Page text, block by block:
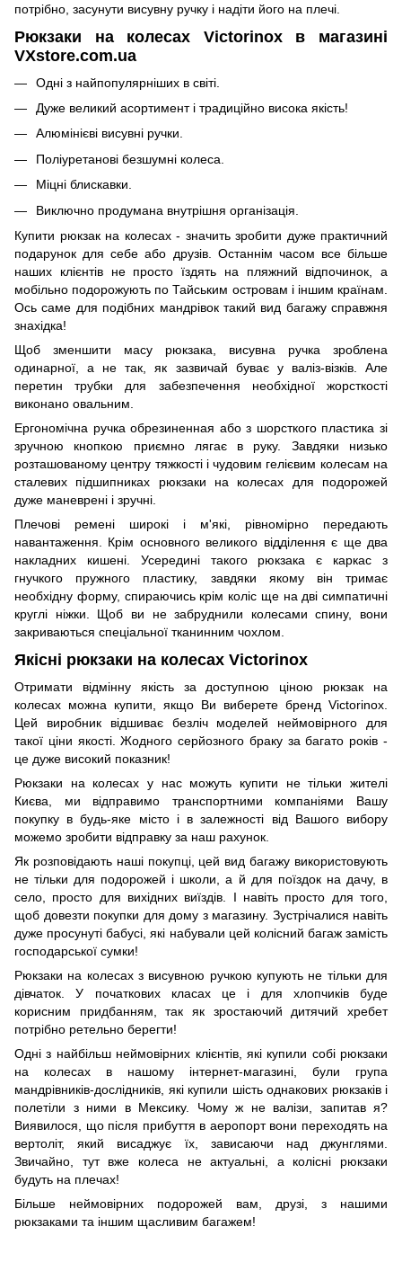
потрібно, засунути висувну ручку і надіти його на плечі.
Рюкзаки на колесах Victorinox в магазині
VXstore.com.ua
Одні з найпопулярніших в світі.
Дуже великий асортимент і традиційно висока якість!
Алюмінієві висувні ручки.
Поліуретанові безшумні колеса.
Міцні блискавки.
Виключно продумана внутрішня організація.
Купити рюкзак на колесах - значить зробити дуже практичний
подарунок для себе або друзів. Останнім часом все більше
наших клієнтів не просто їздять на пляжний відпочинок, а
мобільно подорожують по Тайським островам і іншим країнам.
Ось саме для подібних мандрівок такий вид багажу справжня
знахідка!
Щоб зменшити масу рюкзака, висувна ручка зроблена
одинарної, а не так, як зазвичай буває у валіз-візків. Але
перетин трубки для забезпечення необхідної жорсткості
виконано овальним.
Ергономічна ручка обрезиненная або з шорсткого пластика зі
зручною кнопкою приємно лягає в руку. Завдяки низько
розташованому центру тяжкості і чудовим гелієвим колесам на
сталевих підшипниках рюкзаки на колесах для подорожей
дуже маневрені і зручні.
Плечові ремені широкі і м'які, рівномірно передають
навантаження. Крім основного великого відділення є ще два
накладних кишені. Усередині такого рюкзака є каркас з
гнучкого пружного пластику, завдяки якому він тримає
необхідну форму, спираючись крім коліс ще на дві симпатичні
круглі ніжки. Щоб ви не забруднили колесами спину, вони
закриваються спеціальної тканинним чохлом.
Якісні рюкзаки на колесах Victorinox
Отримати відмінну якість за доступною ціною рюкзак на
колесах можна купити, якщо Ви виберете бренд Victorinox.
Цей виробник відшиває безліч моделей неймовірного для
такої ціни якості. Жодного серйозного браку за багато років -
це дуже високий показник!
Рюкзаки на колесах у нас можуть купити не тільки жителі
Києва, ми відправимо транспортними компаніями Вашу
покупку в будь-яке місто і в залежності від Вашого вибору
можемо зробити відправку за наш рахунок.
Як розповідають наші покупці, цей вид багажу використовують
не тільки для подорожей і школи, а й для поїздок на дачу, в
село, просто для вихідних виїздів. І навіть просто для того,
щоб довезти покупки для дому з магазину. Зустрічалися навіть
дуже просунуті бабусі, які набували цей колісний багаж замість
господарської сумки!
Рюкзаки на колесах з висувною ручкою купують не тільки для
дівчаток. У початкових класах це і для хлопчиків буде
корисним придбанням, так як зростаючий дитячий хребет
потрібно ретельно берегти!
Одні з найбільш неймовірних клієнтів, які купили собі рюкзаки
на колесах в нашому інтернет-магазині, були група
мандрівників-дослідників, які купили шість однакових рюкзаків і
полетіли з ними в Мексику. Чому ж не валізи, запитав я?
Виявилося, що після прибуття в аеропорт вони переходять на
вертоліт, який висаджує їх, зависаючи над джунглями.
Звичайно, тут вже колеса не актуальні, а колісні рюкзаки
будуть на плечах!
Більше неймовірних подорожей вам, друзі, з нашими
рюкзаками та іншим щасливим багажем!